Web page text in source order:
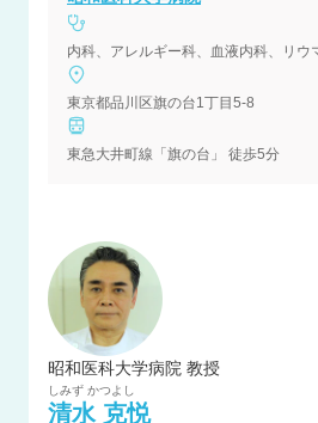
東京都品川区旗の台1丁目5-8
東急大井町線「旗の台」 徒歩5分
昭和医科大学病院 教授
しみず かつよし
清水 克悦